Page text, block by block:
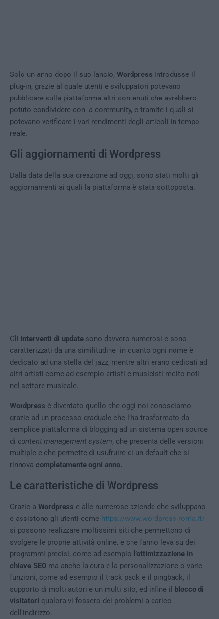
Solo un anno dopo il suo lancio, Wordpress introdusse il
plug-in, grazie al quale utenti e sviluppatori potevano
pubblicare sulla piattaforma altri contenuti che avrebbero
potuto condividere con la community, e tramite i quali si
potevano verificare i vari rendimenti degli articoli in tempo
reale.
Gli aggiornamenti di Wordpress
Dalla data della sua creazione ad oggi, sono stati molti gli
aggiornamenti ai quali la piattaforma è stata sottoposta.
Gli interventi di update sono davvero numerosi e sono
caratterizzati da una similitudine in quanto ogni nome è
dedicato ad una stella del jazz, mentre altri erano dedicati ad
altri artisti come ad esempio artisti e musicisti molto noti
nel settore musicale.
Wordpress è diventato quello che oggi noi conosciamo
grazie ad un processo graduale che l’ha trasformato da
semplice piattaforma di blogging ad un sistema open source
di content management system, che presenta delle versioni
multiple e che permette di usufruire di un default che si
rinnova completamente ogni anno.
Le caratteristiche di Wordpress
Grazie a Wordpress e alle numerose aziende che sviluppano
e assistono gli utenti come https://www.wordpress-roma.it/
si possono realizzare moltissimi siti che permettono di
svolgere le proprie attività online, e che fanno leva su dei
programmi precisi, come ad esempio l’ottimizzazione in
chiave SEO ma anche la cura e la personalizzazione o varie
funzioni, come ad esempio il track pack e il pingback, il
supporto di molti autori e un multi sito, ed infine il
blocco di
visitatori qualora vi fossero dei problemi a carico
dell’indirizzo.